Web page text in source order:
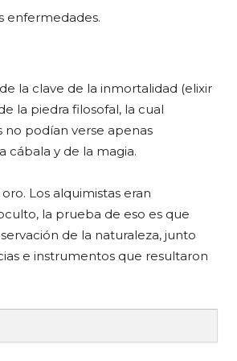
enfermedades.
la clave de la inmortalidad (elixir
la piedra filosofal, la cual
no podían verse apenas
cábala y de la magia.
Los alquimistas eran
la prueba de eso es que
de la naturaleza, junto
e instrumentos que resultaron